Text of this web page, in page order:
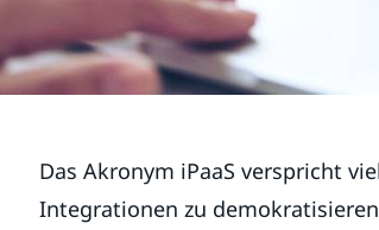
Das Akronym iPaaS verspricht
Integrationen zu